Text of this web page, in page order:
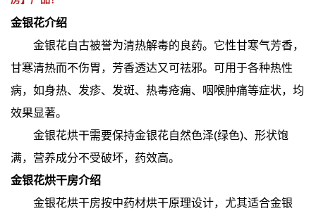
金银花介绍
金银花自古被誉为清热解毒的良药。它性甘寒气芳香，
甘寒清热而不伤胃，芳香透达又可祛邪。可用于各种热性
病，如身热、发疹、发斑、热毒疮痈、咽喉肿痛等症状，均
效果显著。
金银花烘干需要保持金银花自然色泽(绿色)、形状饱
满，营养成分不受破坏，药效高。
金银花烘干房介绍
金银花烘干房按中药材烘干原理设计，尤其适合金银